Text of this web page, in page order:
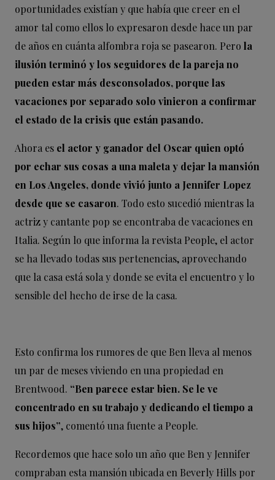
oportunidades existían y que había que creer en el
amor tal como ellos lo expresaron desde hace un par
de años en cuánta alfombra roja se pasearon. Pero la
ilusión terminó y los seguidores de la pareja no
pueden estar más desconsolados, porque las
vacaciones por separado solo vinieron a confirmar
el estado de la crisis que están pasando.
Ahora es el actor y ganador del Oscar quien optó
por echar sus cosas a una maleta y dejar la mansión
en Los Angeles, donde vivió junto a Jennifer Lopez
desde que se casaron. Todo esto sucedió mientras la
actriz y cantante pop se encontraba de vacaciones en
Italia. Según lo que informa la revista People, el actor
se ha llevado todas sus pertenencias, aprovechando
que la casa está sola y donde se evita el encuentro y lo
sensible del hecho de irse de la casa.
Esto confirma los rumores de que Ben lleva al menos
un par de meses viviendo en una propiedad en
Brentwood. “Ben parece estar bien. Se le ve
concentrado en su trabajo y dedicando el tiempo a
sus hijos”, comentó una fuente a People.
Recordemos que hace solo un año que Ben y Jennifer
compraban esta mansión ubicada en Beverly Hills por